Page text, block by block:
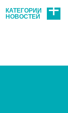
КАТЕГОРИИ
НОВОСТЕЙ